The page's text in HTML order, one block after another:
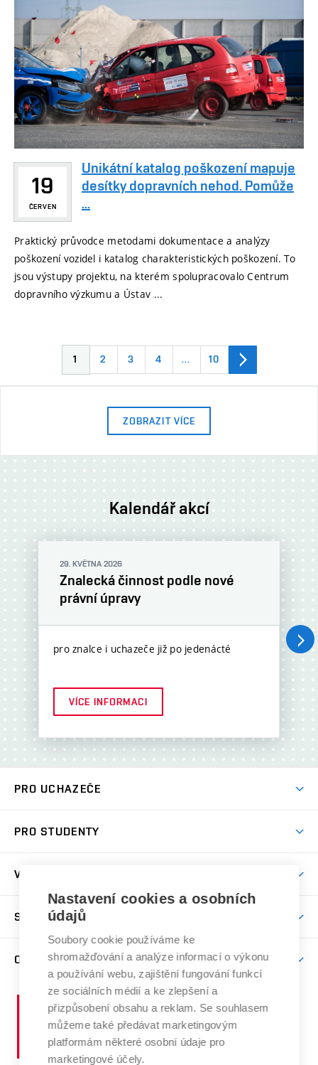
19
ČERVEN
Unikátní katalog poškození mapuje
desítky dopravních nehod. Pomůže
...
Praktický průvodce metodami dokumentace a analýzy
poškození vozidel i katalog charakteristických poškození. To
jsou výstupy projektu, na kterém spolupracovalo Centrum
dopravního výzkumu a Ústav ...
1 2 3 4 … 10
ZOBRAZIT VÍCE
Kalendář akcí
29. KVĚTNA 2026
Znalecká činnost podle nové
právní úpravy
pro znalce i uchazeče již po jedenácté
VÍCE INFORMACI
PRO UCHAZEČE
Přijímačky
Den otevřených dveří
Další vzdělávání
Kontakty
Zpracování osobních údajů uchazečů o studium
E-přihláška
PRO STUDENTY
Studijní předpisy
Časový plán studia
Studium
Stipendia
Doktorský příjem
Celouniverzitní doktorská škola
Studium a stáže v zahraničí
VĚDA A VÝZKUM
Věda a výzkum na ÚSI
Úspěchy
Projekty
Publikace a výsledky VaV
Konference
SPOLUPRÁCE S ÚSI
Spolupráce
Služby ústavu
O ÚSTAVU
Profil ústavu
Organizační struktura
Vysoké
učení
technické
Nastavení cookies a osobních
údajů
Soubory cookie používáme ke
shromažďování a analýze informací o výkonu
a používání webu, zajištění fungování funkcí
ze sociálních médií a ke zlepšení a
přizpůsobení obsahu a reklam. Se souhlasem
můžeme také předávat marketingovým
platformám některé osobní údaje pro
marketingové účely.